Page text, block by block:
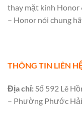
thay mặt kính Honor
– Honor nói chung
THÔNG TIN LIÊN
Địa chỉ:Số 592 Lê
– Phường Phước